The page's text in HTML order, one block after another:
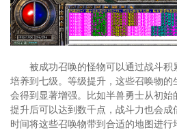
被成功召唤的怪物可以通过战斗积
培养到七级。等级提升，这些召唤物
会得到显著增强。比如半兽勇士从初
提升后可以达到数千点，战斗力也会
时间将这些召唤物带到合适的地图进行